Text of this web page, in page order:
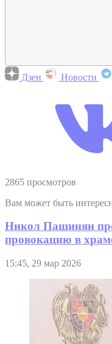
Дзен Новости
2865 просмотров
Вам может быть
Никол Пашинян
провокацию в
15:45, 29 мар 2026